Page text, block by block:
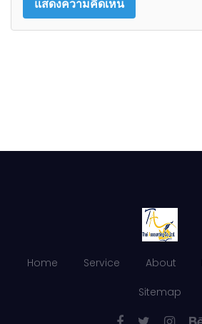
Home Service About
Sitemap